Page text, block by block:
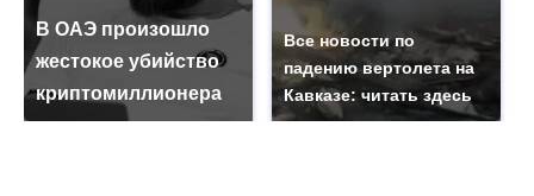
В ОАЭ произошло
жестокое убийство
криптомиллионера
Все новости по
падению вертолета на
Кавказе: читать здесь